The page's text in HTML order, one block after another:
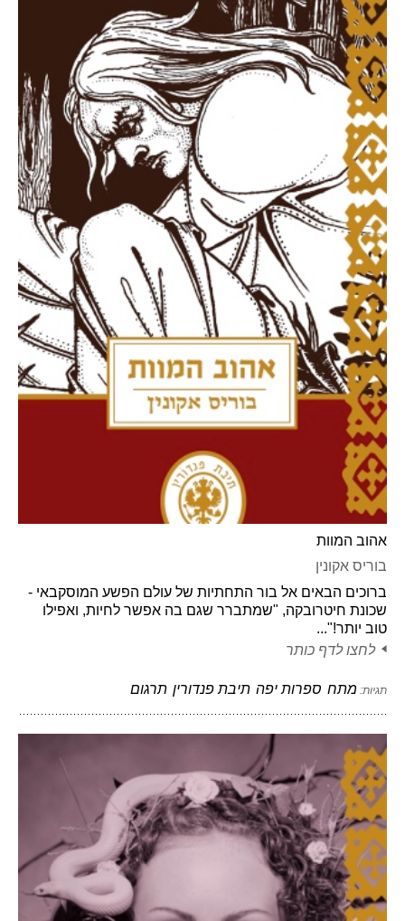
אהוב המוות
בוריס אקונין
ברוכים הבאים אל בור התחתיות של עולם הפשע המוסקבאי -
שכונת חיטרובקה, "שמתברר שגם בה אפשר לחיות, ואפילו
טוב יותר!"...
לחצו לדף כותר
תגיות: מתח ספרות יפה תיבת פנדורין תרגום